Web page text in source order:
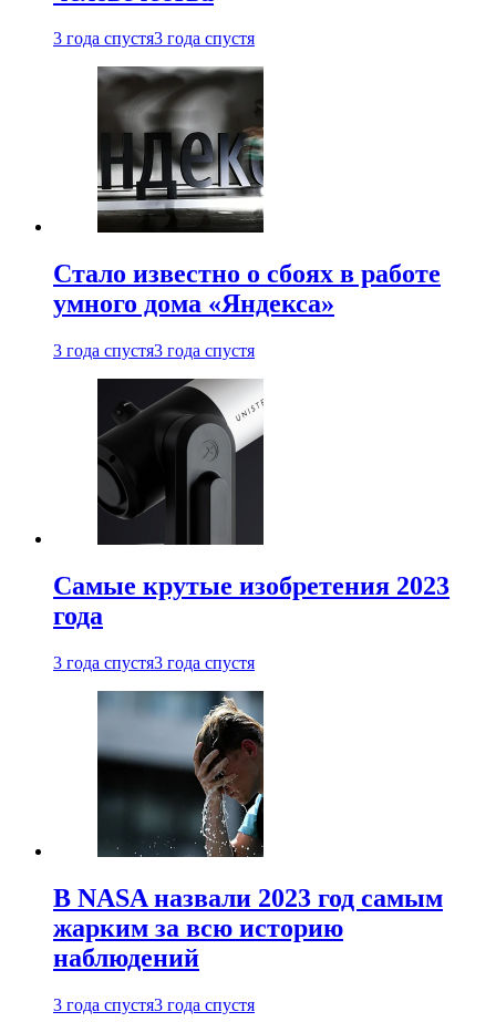
3 года спустя3 года спустя
Стало известно о сбоях в работе
умного дома «Яндекса»
3 года спустя3 года спустя
Самые крутые изобретения 2023
года
3 года спустя3 года спустя
В NASA назвали 2023 год самым
жарким за всю историю
наблюдений
3 года спустя3 года спустя